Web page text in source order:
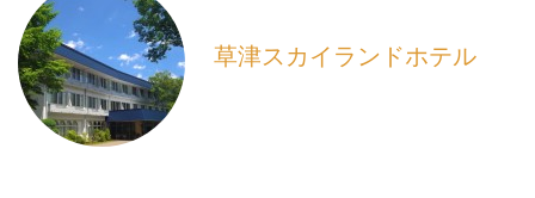
o
k
草津スカイランドホテル